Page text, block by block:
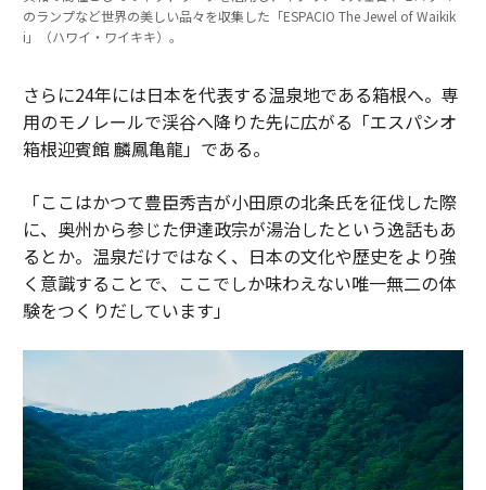
のランプなど世界の美しい品々を収集した「ESPACIO The Jewel of Waikik
i」（ハワイ・ワイキキ）。
さらに24年には日本を代表する温泉地である箱根へ。専
用のモノレールで渓谷へ降りた先に広がる「エスパシオ
箱根迎賓館 麟鳳亀龍」である。
「ここはかつて豊臣秀吉が小田原の北条氏を征伐した際
に、奥州から参じた伊達政宗が湯治したという逸話もあ
るとか。温泉だけではなく、日本の文化や歴史をより強
く意識することで、ここでしか味わえない唯一無二の体
験をつくりだしています」